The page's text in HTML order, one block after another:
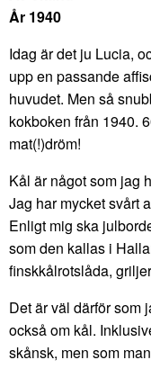
År 1940
Idag är det ju Lucia,
upp en passande
huvudet. Men så
kokboken från 1940.
mat(!)dröm!
Kål är något som jag
Jag har mycket svårt
Enligt mig ska
som den kallas i
finskkålrotslåda,
Det är väl därför som
också om kål.
skånsk, men som